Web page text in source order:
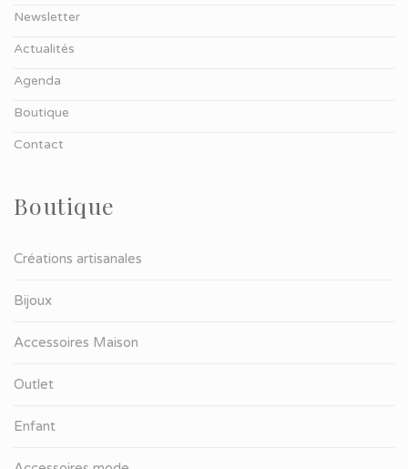
Newsletter
Actualités
Agenda
Boutique
Contact
Boutique
Créations artisanales
Bijoux
Accessoires Maison
Outlet
Enfant